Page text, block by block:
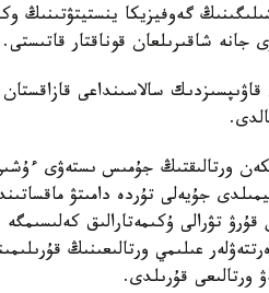
گەوفيزيكا ينستيتۋتىنىڭ
جانە شاقىرىلعان قوناقتار قاتىستى.
سالاسىنداعى
ورتالىقتىڭ جۇمىس ىستەۋى
جۇيەلى تۇردە دامىتۋ
قۇرۋ تۋرالى ۇكىمەتارالىق
عىلىمي ورتالىعىنىڭ
ورتالىعى قۇرىلدى.